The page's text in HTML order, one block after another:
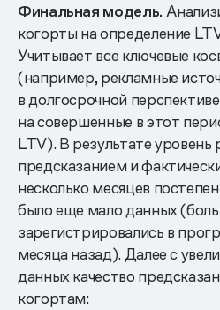
Финальная модель.
когорты на определение
Учитывает все ключевые
(например, рекламные
в долгосрочной
на совершенные в этот
LTV). В результате
предсказанием и
несколько месяцев
было еще мало данных
зарегистрировались в
месяца назад). Далее с
данных качество
когортам: